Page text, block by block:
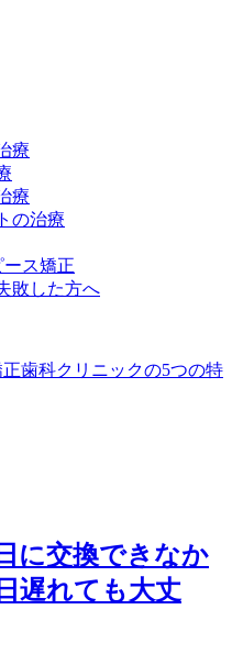
療
療
の治療
ス矯正
敗した方へ
歯科クリニックの5つの特
に交換できなか
遅れても大丈